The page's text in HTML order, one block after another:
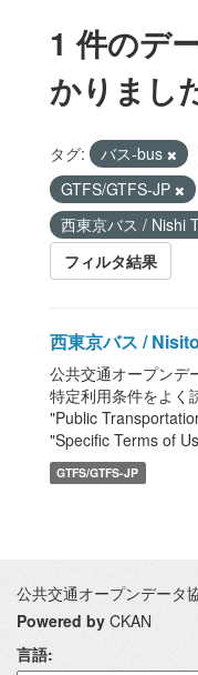
1 件のデ
かりまし
タグ: バス-bus
GTFS/GTFS-JP
西東京バス / Nishi
フィルタ結果
西東京バス /
公共交通オープンデ
特定利用条件をよく
"Public
"Specific Terms of
GTFS/GTFS-JP
公共交通オープンデータ
Powered by CKAN
言語